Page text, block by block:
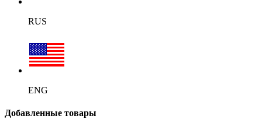
RUS
ENG
Добавленные товары